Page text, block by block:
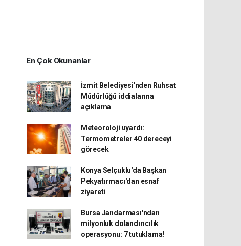
En Çok Okunanlar
İzmit Belediyesi'nden Ruhsat
Müdürlüğü iddialarına
açıklama
Meteoroloji uyardı:
Termometreler 40 dereceyi
görecek
Konya Selçuklu'da Başkan
Pekyatırmacı'dan esnaf
ziyareti
Bursa Jandarması'ndan
milyonluk dolandırıcılık
operasyonu: 7 tutuklama!